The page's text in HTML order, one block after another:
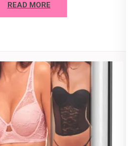
READ MORE